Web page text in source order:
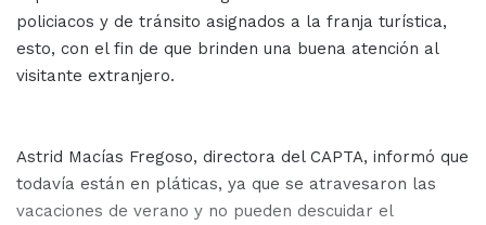
policiacos y de tránsito asignados a la franja turística,
esto, con el fin de que brinden una buena atención al
visitante extranjero.
Astrid Macías Fregoso, directora del CAPTA, informó que
todavía están en pláticas, ya que se atravesaron las
vacaciones de verano y no pueden descuidar el